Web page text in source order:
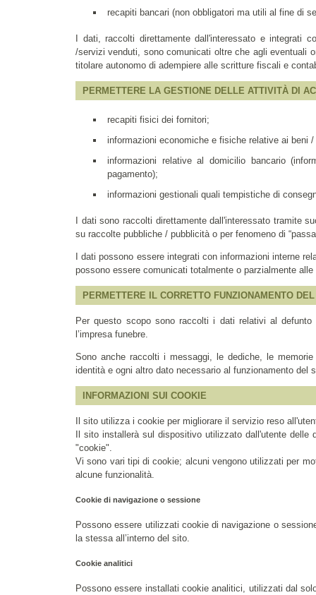
recapiti bancari (non obbligatori ma utili al fine di
I dati, raccolti direttamente dall'interessato e integrati
/servizi venduti, sono comunicati oltre che agli eventuali
titolare autonomo di adempiere alle scritture fiscali e
PERMETTERE LA GESTIONE DELLE ATTIVITÀ DI
recapiti fisici dei fornitori;
informazioni economiche e fisiche relative ai beni
informazioni relative al domicilio bancario
pagamento);
informazioni gestionali quali tempistiche di
I dati sono raccolti direttamente dall'interessato tramite
su raccolte pubbliche / pubblicità o per fenomeno di
I dati possono essere integrati con informazioni interne
possono essere comunicati totalmente o parzialmente
PERMETTERE IL CORRETTO FUNZIONAMENTO
Per questo scopo sono raccolti i dati relativi al
l’impresa funebre.
Sono anche raccolti i messaggi, le dediche, le
identità e ogni altro dato necessario al funzionamento del
INFORMAZIONI SUI COOKIE
Il sito utilizza i cookie per migliorare il servizio reso
Il sito installerà sul dispositivo utilizzato dall'utente
"cookie".
Vi sono vari tipi di cookie; alcuni vengono utilizzati per
alcune funzionalità.
Cookie di navigazione o sessione
Possono essere utilizzati cookie di navigazione o
la stessa all’interno del sito.
Cookie analitici
Possono essere installati cookie analitici, utilizzati dal